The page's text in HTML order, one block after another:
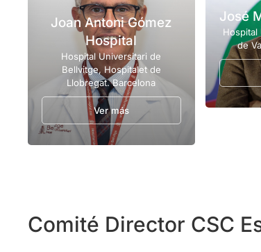
Joan Antoni Gómez
Hospital
Hospital Universitari de
Bellvitge, Hospitalet de
Llobregat. Barcelona
Ver más
José
Hospital
de
Comité Director CSC